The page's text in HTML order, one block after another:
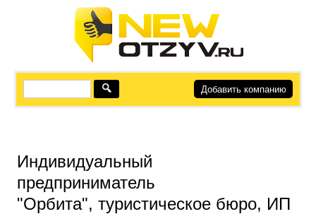
Добавить компанию
Индивидуальный
предприниматель
"Орбита", туристическое бюро, ИП